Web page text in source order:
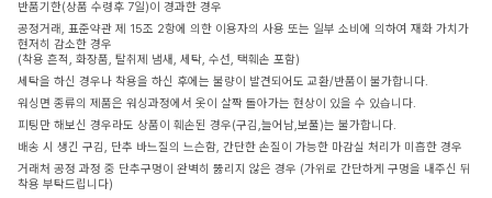
반품기한(상품 수령후 7일)이 경과한 경우
공정거래, 표준약관 제 15조 2항에 의한 이용자의 사용 또는 일부 소비에 의하여 재화 가치가
현저히 감소한 경우
(착용 흔적, 화장품, 탈취제 냄새, 세탁, 수선, 택훼손 포함)
세탁을 하신 경우나 착용을 하신 후에는 불량이 발견되어도 교환/반품이 불가합니다.
워싱면 종류의 제품은 워싱과정에서 옷이 살짝 돌아가는 현상이 있을 수 있습니다.
피팅만 해보신 경우라도 상품이 훼손된 경우(구김,늘어남,보풀)는 불가합니다.
배송 시 생긴 구김, 단추 바느질의 느슨함, 간단한 손질이 가능한 마감실 처리가 미흡한 경우
거래처 공정 과정 중 단추구멍이 완벽히 뚫리지 않은 경우 (가위로 간단하게 구멍을 내주신 뒤
착용 부탁드립니다)